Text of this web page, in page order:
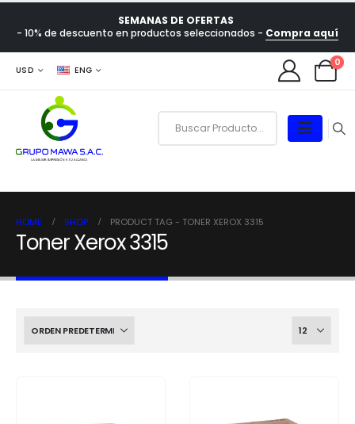
SEMANAS DE OFERTAS
- 10% de descuento en productos seleccionados - Compra aquí
USD ENG
0
HOME SHOP PRODUCT TAG - TONER XEROX 3315
Toner Xerox 3315